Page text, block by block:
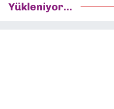
Yükleniyor...